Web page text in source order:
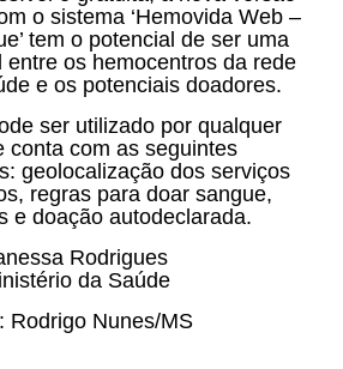
o sistema ‘Hemovida Web –
tem o potencial de ser uma
entre os hemocentros da rede
e os potenciais doadores.
ser utilizado por qualquer
conta com as seguintes
geolocalização dos serviços
regras para doar sangue,
e doação autodeclarada.
Rodrigues
da Saúde
Rodrigo Nunes/MS